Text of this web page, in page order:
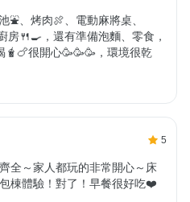
⛲、烤肉🍖、電動麻將桌、
房🍴🍳，還有準備泡麵、零食，
🧋🍗很開心🥳🥳🥳，環境很乾
5
全～家人都玩的非常開心～床
棟體驗！對了！早餐很好吃❤️